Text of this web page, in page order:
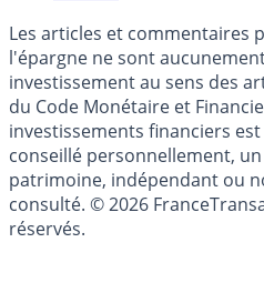
Cookies
Les articles et commentaires
l'épargne ne sont
investissement au sens des
du Code Monétaire et
investissements financiers
conseillé personnellement,
patrimoine, indépendant ou